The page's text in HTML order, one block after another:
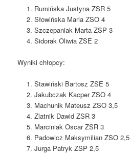
Rumińska Justyna ZSR 5
Słowińska Maria ZSO 4
Szczepaniak Marta ZSP 3
Sidorak Oliwia ZSE 2
Wyniki chłopcy:
Stawiński Bartosz ZSE 5
Jakubczak Kacper ZSO 4
Machunik Mateusz ZSO 3,5
Zlatnik Dawid ZSR 3
Marciniak Oscar ZSR 3
Padowicz Maksymilian ZSO 2,5
Jurga Patryk ZSP 2,5